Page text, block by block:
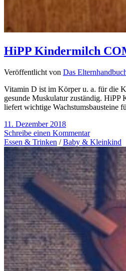
HiPP Kindermilch
Veröffentlicht von Das
Vitamin D ist im Körper u. a. für die
gesunde Muskulatur zuständig.
liefert wichtige Wachstumsbausteine
11. Dezember 2018
Schreibe einen Kommentar
Essen & Trinken /Baby & Kleinkind